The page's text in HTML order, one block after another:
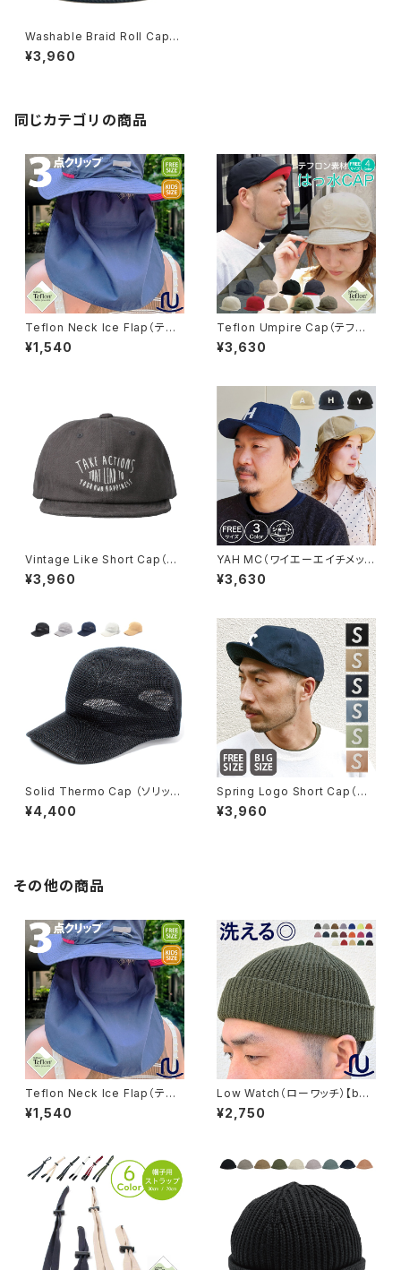
Washable Braid Roll Cap
（ウォッシャブルブレードロール
キャップ）【bca-u21753】
¥3,960
同じカテゴリの商品
Teflon Neck Ice Flap（テフ
ロンネックアイスフラップ）首カ
バー ※WEB限定商品【hb-33
¥1,540
Teflon Umpire Cap（テフロ
ン アンパイヤ キャップ）【hb-24
99rk】
¥3,630
Vintage Like Short Cap（ヴ
ィンテージショートキャップ）【bc
q-u21759】
¥3,960
YAH MC（ワイエーエイチメッシ
ュキャップ）※オンライン限定【b
ch-h90357】
¥3,630
Solid Thermo Cap （ソリッド
サーモキャップ）【bca-e7003
2】
¥4,400
Spring Logo Short Cap（ス
プリングロゴショートキャップ）
【bcn-y11643】
¥3,960
その他の商品
Teflon Neck Ice Flap（テフ
ロンネックアイスフラップ）首カ
バー ※WEB限定商品【hb-33
¥1,540
Low Watch（ローワッチ）【bcd
-n70191】
¥2,750